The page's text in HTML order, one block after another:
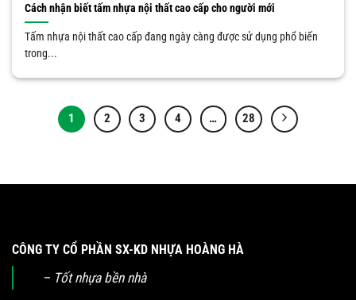
Cách nhận biết tấm nhựa nội thất cao cấp cho người mới
Tấm nhựa nội thất cao cấp đang ngày càng được sử dụng phổ biến
trong...
1 2 3 4 … 28
CÔNG TY CỔ PHẦN SX-KD NHỰA HOÀNG HÀ
– Tốt nhựa bền nhà